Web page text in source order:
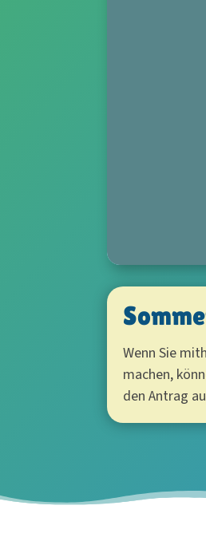
Wenn Sie
machen,
den Antrag